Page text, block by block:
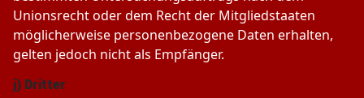
Unionsrecht oder dem Recht der Mitgliedstaaten
möglicherweise personenbezogene Daten erhalten,
gelten jedoch nicht als Empfänger.
j) Dritter